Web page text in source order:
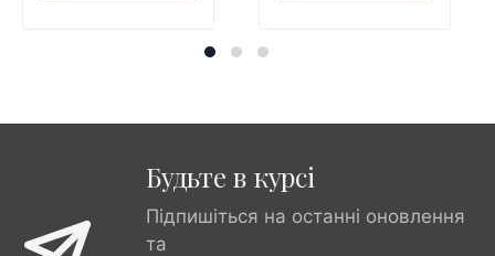
Будьте в курсі
Підпишіться на останні оновлення
та